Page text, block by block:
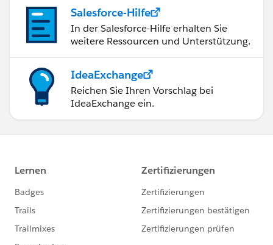
Salesforce-Hilfe
In der Salesforce-Hilfe erhalten Sie
weitere Ressourcen und Unterstützung.
IdeaExchange
Reichen Sie Ihren Vorschlag bei
IdeaExchange ein.